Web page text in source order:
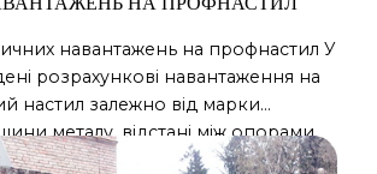
навантажень на профнастил У
розрахункові навантаження на
настил залежно від марки
металу, відстані між опорами
Значення вказані в кг/м². Тип